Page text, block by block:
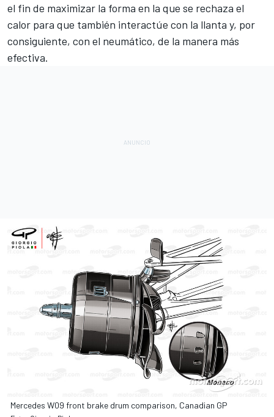
el fin de maximizar la forma en la que se rechaza el
calor para que también interactúe con la llanta y, por
consiguiente, con el neumático, de la manera más
efectiva.
Mercedes W09 front brake drum comparison, Canadian GP